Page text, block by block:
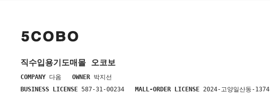
직수입용기도매몰 오코보
COMPANY 다옴 OWNER 박지선
BUSINESS LICENSE 587-31-00234 MALL-ORDER LICENSE 2024-고양일산동-1374